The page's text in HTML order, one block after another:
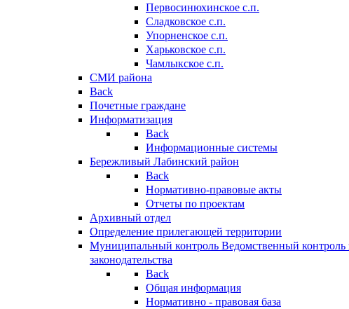
Первосинюхинское с.п.
Сладковское с.п.
Упорненское с.п.
Харьковское с.п.
Чамлыкское с.п.
СМИ района
Back
Почетные граждане
Информатизация
Back
Информационные системы
Бережливый Лабинский район
Back
Нормативно-правовые акты
Отчеты по проектам
Архивный отдел
Определение прилегающей территории
Муниципальный контроль Ведомственный контроль
законодательства
Back
Общая информация
Нормативно - правовая база